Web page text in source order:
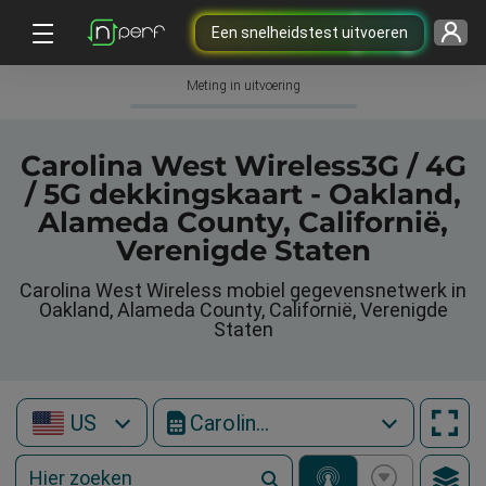
Een snelheidstest uitvoeren
Meting in uitvoering
Carolina West Wireless3G / 4G
/ 5G dekkingskaart - Oakland,
Alameda County, Californië,
Verenigde Staten
Carolina West Wireless mobiel gegevensnetwerk in
Oakland, Alameda County, Californië, Verenigde
Staten
US Carolina West Wireless